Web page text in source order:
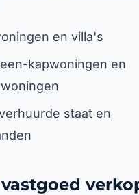
en villa's
kapwoningen en
staat en